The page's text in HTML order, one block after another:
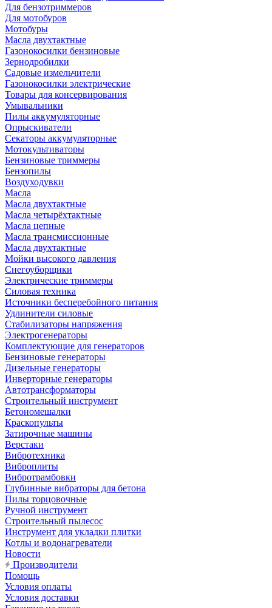
Для бензотриммеров
Для мотобуров
Мотобуры
Масла двухтактные
Газонокосилки бензиновые
Зернодробилки
Садовые измельчители
Газонокосилки электрические
Товары для консервирования
Умывальники
Пилы аккумуляторные
Опрыскиватели
Секаторы аккумуляторные
Мотокультиваторы
Бензиновые триммеры
Бензопилы
Воздуходувки
Масла
Масла двухтактные
Масла четырёхтактные
Масла цепные
Масла трансмиссионные
Масла двухтактные
Мойки высокого давления
Снегоуборщики
Электрические триммеры
Силовая техника
Источники бесперебойного питания
Удлинители силовые
Стабилизаторы напряжения
Электрогенераторы
Комплектующие для генераторов
Бензиновые генераторы
Дизельные генераторы
Инверторные генераторы
Автотрансформаторы
Строительный инструмент
Бетономешалки
Краскопульты
Затирочные машины
Верстаки
Вибротехника
Виброплиты
Вибротрамбовки
Глубинные вибраторы для бетона
Пилы торцовочные
Ручной инструмент
Строительный пылесос
Инструмент для укладки плитки
Котлы и водонагреватели
Новости
Производители
Помощь
Условия оплаты
Условия доставки